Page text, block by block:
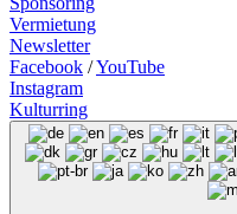
Vermietung
Newsletter
Facebook /YouTube
Instagram
Kulturring